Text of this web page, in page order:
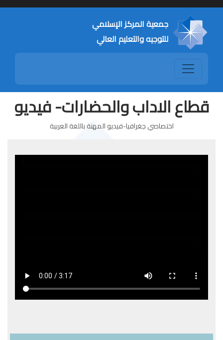
جمعية المركز الإسلامي
للتوجيه والتعليم العالي
قطاع الاداب والحضارات- فيديو
اختصاصي جغرافيا-فيديو المهنة باللغة العربية